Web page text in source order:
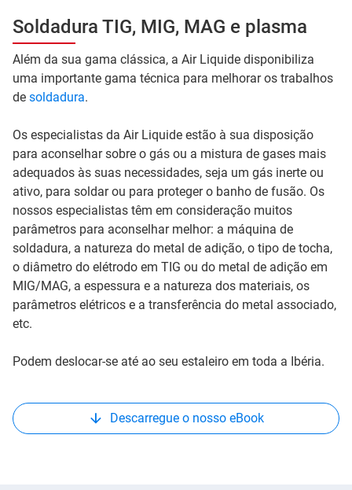
Soldadura TIG, MIG, MAG e plasma
Além da sua gama clássica, a Air Liquide disponibiliza
uma importante gama técnica para melhorar os trabalhos
de soldadura.
Os especialistas da Air Liquide estão à sua disposição
para aconselhar sobre o gás ou a mistura de gases mais
adequados às suas necessidades, seja um gás inerte ou
ativo, para soldar ou para proteger o banho de fusão. Os
nossos especialistas têm em consideração muitos
parâmetros para aconselhar melhor: a máquina de
soldadura, a natureza do metal de adição, o tipo de tocha,
o diâmetro do elétrodo em TIG ou do metal de adição em
MIG/MAG, a espessura e a natureza dos materiais, os
parâmetros elétricos e a transferência do metal associado,
etc.
Podem deslocar-se até ao seu estaleiro em toda a Ibéria.
Descarregue o nosso eBook